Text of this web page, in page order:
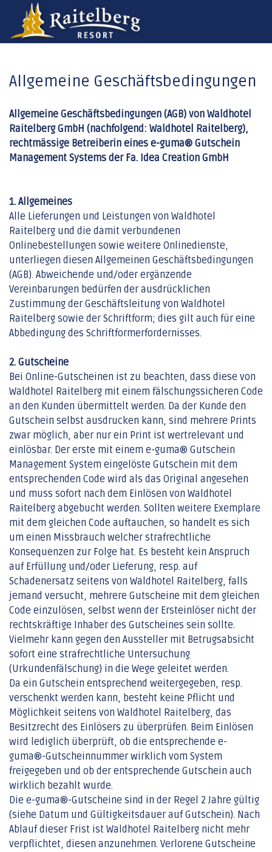
Allgemeine Geschäftsbedingungen
Allgemeine Geschäftsbedingungen (AGB) von Waldhotel
Raitelberg GmbH (nachfolgend: Waldhotel Raitelberg),
rechtmässige Betreiberin eines e-guma® Gutschein
Management Systems der Fa. Idea Creation GmbH
1. Allgemeines
Alle Lieferungen und Leistungen von Waldhotel
Raitelberg und die damit verbundenen
Onlinebestellungen sowie weitere Onlinedienste,
unterliegen diesen Allgemeinen Geschäftsbedingungen
(AGB). Abweichende und/oder ergänzende
Vereinbarungen bedürfen der ausdrücklichen
Zustimmung der Geschäftsleitung von Waldhotel
Raitelberg sowie der Schriftform; dies gilt auch für eine
Abbedingung des Schriftformerfordernisses.
2. Gutscheine
Bei Online-Gutscheinen ist zu beachten, dass diese von
Waldhotel Raitelberg mit einem fälschungssicheren Code
an den Kunden übermittelt werden. Da der Kunde den
Gutschein selbst ausdrucken kann, sind mehrere Prints
zwar möglich, aber nur ein Print ist wertrelevant und
einlösbar. Der erste mit einem e-guma® Gutschein
Management System eingelöste Gutschein mit dem
entsprechenden Code wird als das Original angesehen
und muss sofort nach dem Einlösen von Waldhotel
Raitelberg abgebucht werden. Sollten weitere Exemplare
mit dem gleichen Code auftauchen, so handelt es sich
um einen Missbrauch welcher strafrechtliche
Konsequenzen zur Folge hat. Es besteht kein Anspruch
auf Erfüllung und/oder Lieferung, resp. auf
Schadenersatz seitens von Waldhotel Raitelberg, falls
jemand versucht, mehrere Gutscheine mit dem gleichen
Code einzulösen, selbst wenn der Ersteinlöser nicht der
rechtskräftige Inhaber des Gutscheines sein sollte.
Vielmehr kann gegen den Aussteller mit Betrugsabsicht
sofort eine strafrechtliche Untersuchung
(Urkundenfälschung) in die Wege geleitet werden.
Da ein Gutschein entsprechend weitergegeben, resp.
verschenkt werden kann, besteht keine Pflicht und
Möglichkeit seitens von Waldhotel Raitelberg, das
Besitzrecht des Einlösers zu überprüfen. Beim Einlösen
wird lediglich überprüft, ob die entsprechende e-
guma®-Gutscheinnummer wirklich vom System
freigegeben und ob der entsprechende Gutschein auch
wirklich bezahlt wurde.
Die e-guma®-Gutscheine sind in der Regel 2 Jahre gültig
(siehe Datum und Gültigkeitsdauer auf Gutschein). Nach
Ablauf dieser Frist ist Waldhotel Raitelberg nicht mehr
verpflichtet, diesen anzunehmen. Verlorene Gutscheine